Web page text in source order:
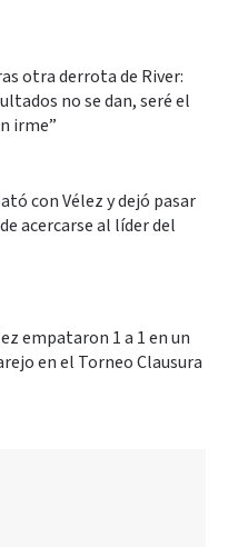
otra derrota de River:
no se dan, seré el
irme”
con Vélez y dejó pasar
acercarse al líder del
empataron 1 a 1 en un
en el Torneo Clausura